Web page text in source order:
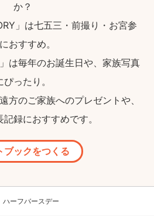
か？
」は七五三・前撮り・お宮参
おすすめ。
は毎年のお誕生日や、家族写真
ぴったり。
方のご家族へのプレゼントや、
録におすすめです。
ブックをつくる
ハーフバースデー